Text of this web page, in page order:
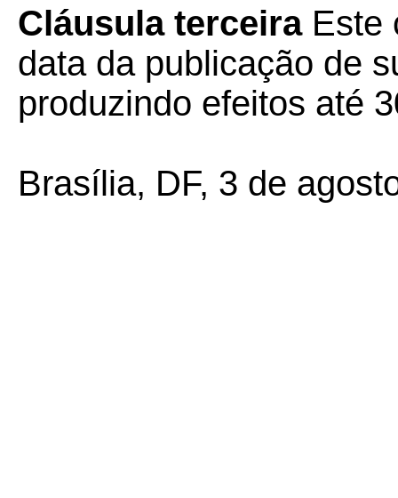
Cláusula terceiraEste
data da publicação de
produzindo efeitos até
Brasília, DF, 3 de